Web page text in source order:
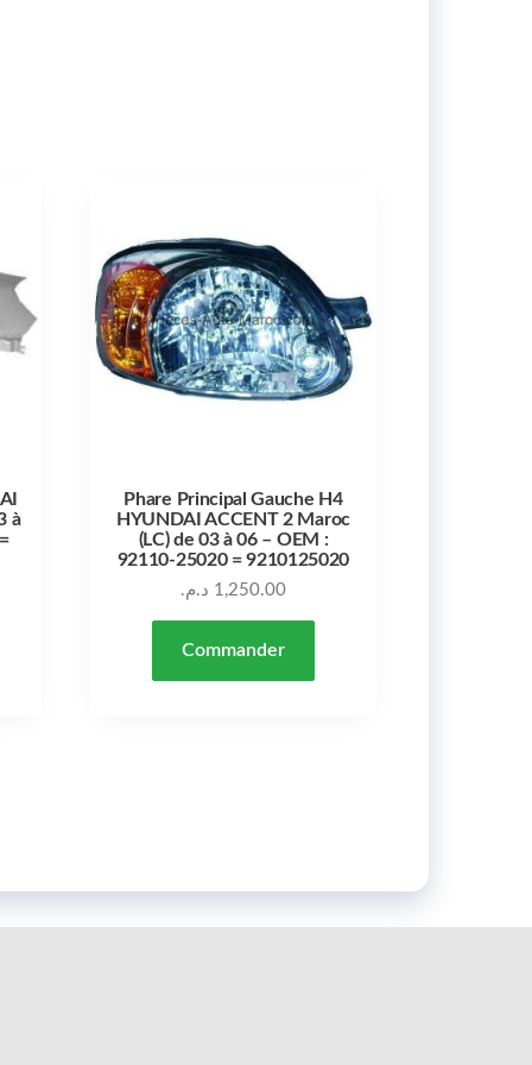
à
Phare Principal Gauche H4
HYUNDAI ACCENT 2 Maroc
(LC) de 03 à 06 – OEM :
92110-25020 = 9210125020
1,250.00 د.م.
Commander